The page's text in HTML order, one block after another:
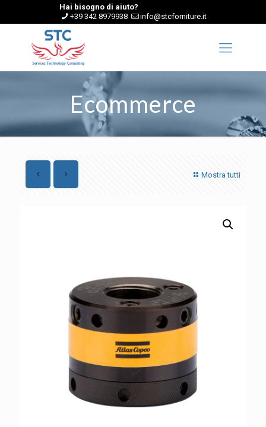
Hai bisogno di aiuto?
+39 342 8979938
info@stcforniture.it
Ecommerce
Mostra tutti